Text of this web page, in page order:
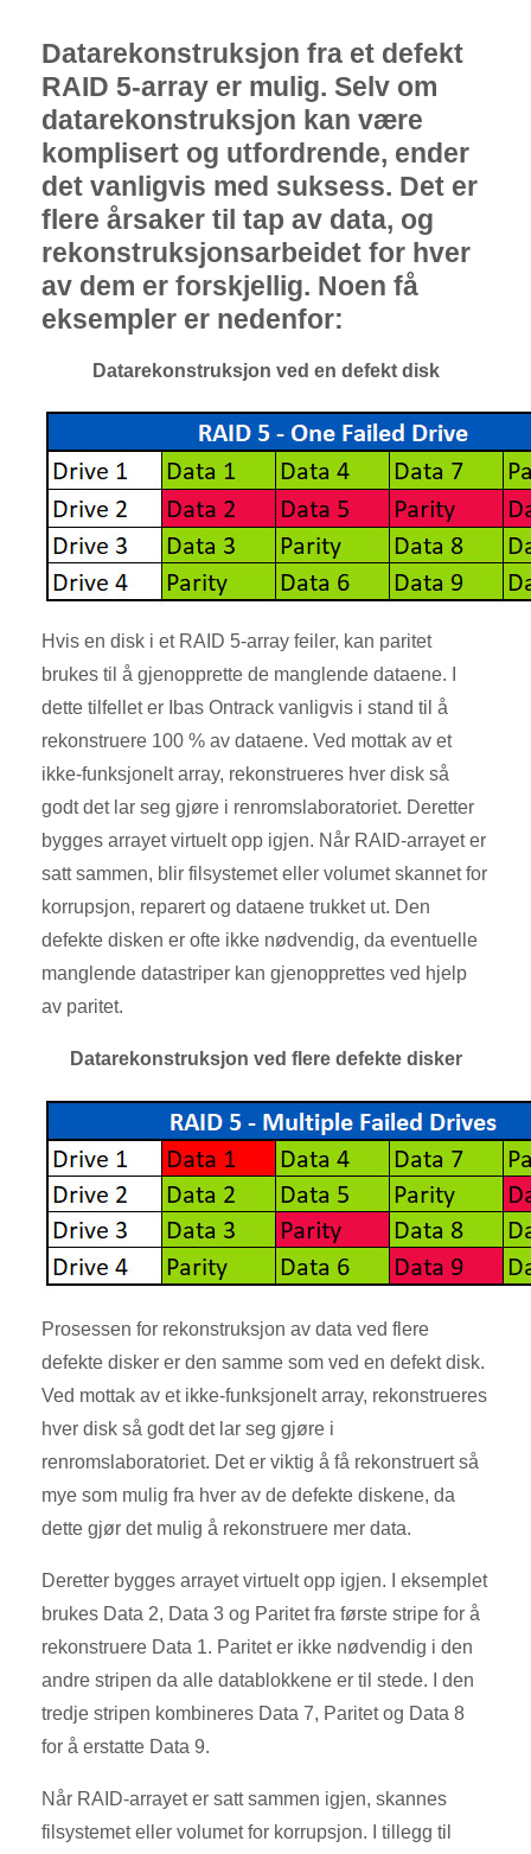
Datarekonstruksjon fra et defekt
RAID 5-array er mulig. Selv om
datarekonstruksjon kan være
komplisert og utfordrende, ender
det vanligvis med suksess. Det er
flere årsaker til tap av data, og
rekonstruksjonsarbeidet for hver
av dem er forskjellig. Noen få
eksempler er nedenfor:
Datarekonstruksjon ved en defekt disk
Hvis en disk i et RAID 5-array feiler, kan paritet
brukes til å gjenopprette de manglende dataene. I
dette tilfellet er Ibas Ontrack vanligvis i stand til å
rekonstruere 100 % av dataene. Ved mottak av et
ikke-funksjonelt array, rekonstrueres hver disk så
godt det lar seg gjøre i renromslaboratoriet. Deretter
bygges arrayet virtuelt opp igjen. Når RAID-arrayet er
satt sammen, blir filsystemet eller volumet skannet for
korrupsjon, reparert og dataene trukket ut. Den
defekte disken er ofte ikke nødvendig, da eventuelle
manglende datastriper kan gjenopprettes ved hjelp
av paritet.
Datarekonstruksjon ved flere defekte disker
Prosessen for rekonstruksjon av data ved flere
defekte disker er den samme som ved en defekt disk.
Ved mottak av et ikke-funksjonelt array, rekonstrueres
hver disk så godt det lar seg gjøre i
renromslaboratoriet. Det er viktig å få rekonstruert så
mye som mulig fra hver av de defekte diskene, da
dette gjør det mulig å rekonstruere mer data.
Deretter bygges arrayet virtuelt opp igjen. I eksemplet
brukes Data 2, Data 3 og Paritet fra første stripe for å
rekonstruere Data 1. Paritet er ikke nødvendig i den
andre stripen da alle datablokkene er til stede. I den
tredje stripen kombineres Data 7, Paritet og Data 8
for å erstatte Data 9.
Når RAID-arrayet er satt sammen igjen, skannes
filsystemet eller volumet for korrupsjon. I tillegg til